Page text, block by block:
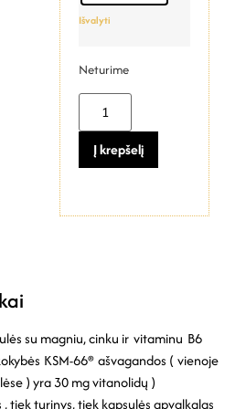
Išvalyti
Neturime
Į krepšelį
su magniu, cinku ir vitaminu B6
KSM-66®ašvagandos (vienoje
)yra 30mgvitanolidų )
,tiek turinys, tiek kapsulės apvalkalas